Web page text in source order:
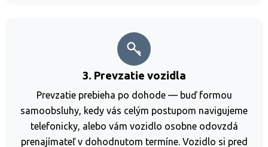
3. Prevzatie vozidla
Prevzatie prebieha po dohode — buď formou
samoobsluhy, kedy vás celým postupom navigujeme
telefonicky, alebo vám vozidlo osobne odovzdá
prenajímateľ v dohodnutom termíne. Vozidlo si pred